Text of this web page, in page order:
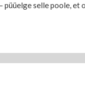
püüelge selle poole,